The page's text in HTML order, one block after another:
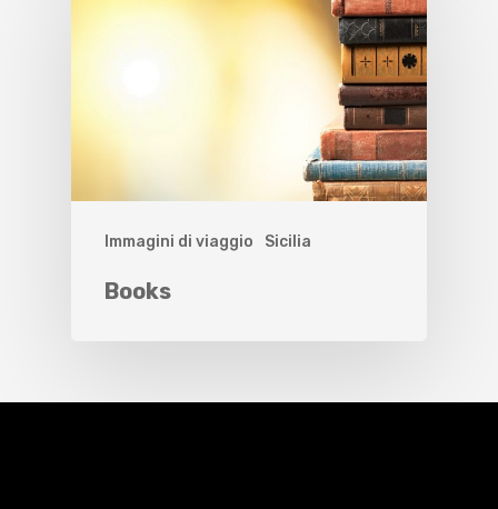
Immagini di viaggio Sicilia
Books